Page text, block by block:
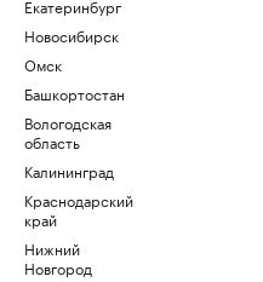
Екатеринбург
Новосибирск
Омск
Башкортостан
Вологодская
область
Калининград
Краснодарский
край
Нижний
Новгород